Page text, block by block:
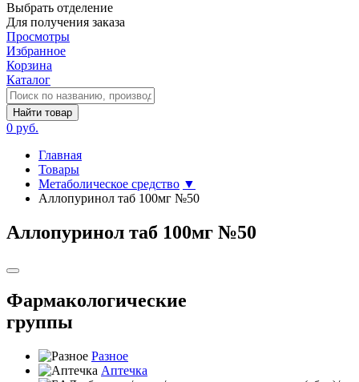
Выбрать отделение
Для получения заказа
Просмотры
Избранное
Корзина
Каталог
Найти товар
0 руб.
Главная
Товары
Метаболическое средство ▼
Аллопуринол таб 100мг №50
Аллопуринол таб 100мг №50
Фармакологические
группы
Разное
Аптечка